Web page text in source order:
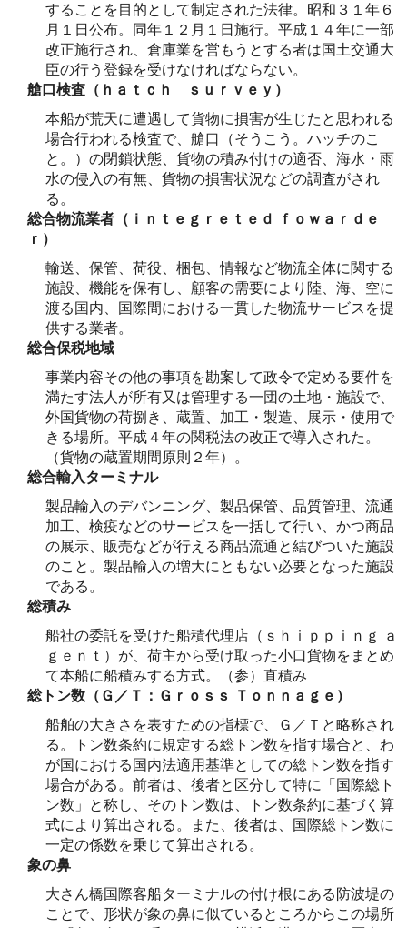
することを目的として制定された法律。昭和３１年６
月１日公布。同年１２月１日施行。平成１４年に一部
改正施行され、倉庫業を営もうとする者は国土交通大
臣の行う登録を受けなければならない。
艙口検査（ｈａｔｃｈ ｓｕｒｖｅｙ）
本船が荒天に遭遇して貨物に損害が生じたと思われる
場合行われる検査で、艙口（そうこう。ハッチのこ
と。）の閉鎖状態、貨物の積み付けの適否、海水・雨
水の侵入の有無、貨物の損害状況などの調査がされ
る。
総合物流業者（ｉｎｔｅｇｒｅｔｅｄ ｆｏｗａｒｄｅ
ｒ）
輸送、保管、荷役、梱包、情報など物流全体に関する
施設、機能を保有し、顧客の需要により陸、海、空に
渡る国内、国際間における一貫した物流サービスを提
供する業者。
総合保税地域
事業内容その他の事項を勘案して政令で定める要件を
満たす法人が所有又は管理する一団の土地・施設で、
外国貨物の荷捌き、蔵置、加工・製造、展示・使用で
きる場所。平成４年の関税法の改正で導入された。
（貨物の蔵置期間原則２年）。
総合輸入ターミナル
製品輸入のデバンニング、製品保管、品質管理、流通
加工、検疫などのサービスを一括して行い、かつ商品
の展示、販売などが行える商品流通と結びついた施設
のこと。製品輸入の増大にともない必要となった施設
である。
総積み
船社の委託を受けた船積代理店（ｓｈｉｐｐｉｎｇ ａ
ｇｅｎｔ）が、荷主から受け取った小口貨物をまとめ
て本船に船積みする方式。（参）直積み
総トン数（Ｇ／Ｔ：Ｇｒｏｓｓ Ｔｏｎｎａｇｅ）
船舶の大きさを表すための指標で、Ｇ／Ｔと略称され
る。トン数条約に規定する総トン数を指す場合と、わ
が国における国内法適用基準としての総トン数を指す
場合がある。前者は、後者と区分して特に「国際総ト
ン数」と称し、そのトン数は、トン数条約に基づく算
式により算出される。また、後者は、国際総トン数に
一定の係数を乗じて算出される。
象の鼻
大さん橋国際客船ターミナルの付け根にある防波堤の
ことで、形状が象の鼻に似ているところからこの場所